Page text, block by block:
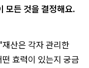
모든 것을 결정해요.
산은 각자 관리한
효력이 있는지 궁금